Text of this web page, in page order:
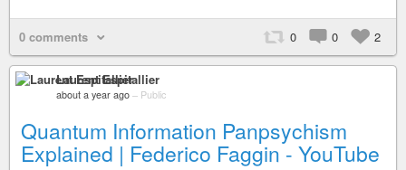
0 comments 0 0 2
Laurent Espitallier
about a year ago – Public
Quantum Information Panpsychism
Explained | Federico Faggin - YouTube